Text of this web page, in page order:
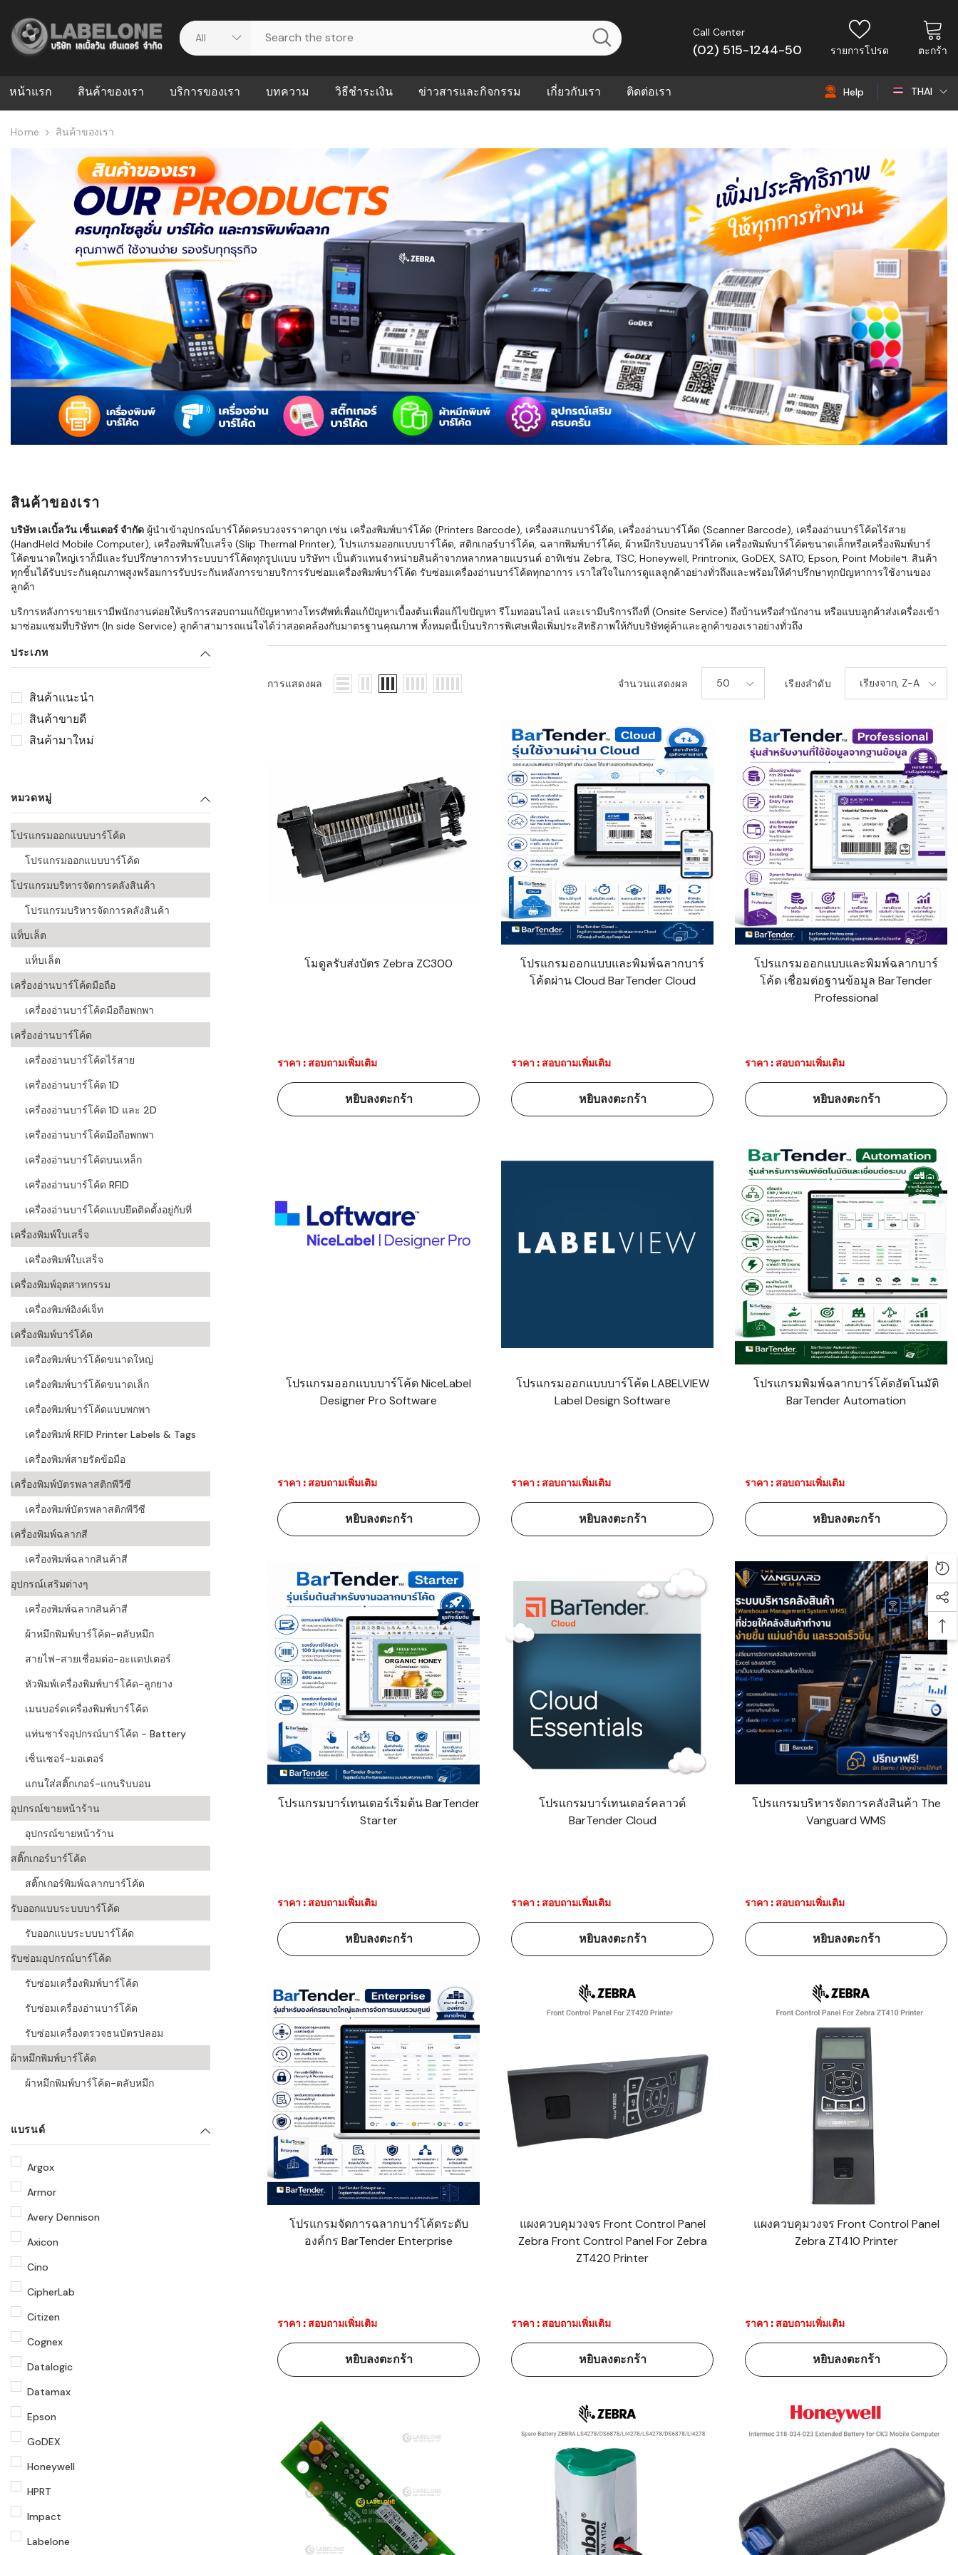
Call Center
(02) 515-1244-50 รายการโปรด ตะกร้า
หน้าแรก สินค้าของเรา บริการของเรา
ดาวน์โหลดไดร์เวอร์
วีดีโอแนะนำ
บทความ
บริหารคลังสินค้าที่ช่วยลด
สต็อกแบบ Real-time
ปัญหาคลังสินค้าที่บอกว่า
ธุรกิจของคุณควรเริ่มใช้
WMS กับ ERP ต่างกัน
อย่างไร? ทำไมหลายธุรกิจ
ต้องใช้ร่วมกัน
ใช้ Excel คุมสต็อก กับใช้
WMS ต่างกันอย่างไร?
แบบไหนเหมาะกับธุรกิจที่
กำลังเติบโต
ขั้นตอนการทำงานของ
WMS ตั้งแต่รับสินค้า จัด
เก็บ หยิบ แพ็ก จนถึงจัดส่ง
อย่างไร
WMS สำหรับธุรกิจ 3PL,
ค้าส่ง และ E-Commerce:
แนะนำ Checklist ก่อน
เลือกระบบ WMS: ธุรกิจ
ก่อนเริ่มติดตั้ง
ระบบบาร์โค้ดในธุรกิจ
ขายธุรกิจค้าปลีก
การพัฒนาบาร์โค้ดในงาน
อุตสาหกรรม
แพทย์
ระบบบาร์โค้ดในด้านการ
วิธีเลือกเครื่องพิมพ์บาร์
โค้ด
หลักการของบาร์โค้ด
บาร์โค้ดคืออะไร?
วิธีชำระเงิน ข่าวสารและกิจกรรม เกี่ยวกับเรา
FAQs
Our Customer
ติดต่อเรา Help THAI
EN
Home สินค้าของเรา
สินค้าของเรา
บริษัท เลเบิ้ลวัน เซ็นเตอร์ จำกัด ผู้นำเข้าอุปกรณ์บาร์โค้ดครบวงจรราคาถูก เช่น เครื่องพิมพ์บาร์โค้ด (Printers Barcode), เครื่องสแกนบาร์โค้ด, เครื่องอ่านบาร์โค้ด (Scanner Barcode), เครื่องอ่านบาร์โค้ดไร้สาย
(HandHeld Mobile Computer), เครื่องพิมพ์ใบเสร็จ (Slip Thermal Printer), โปรแกรมออกแบบบาร์โค้ด, สติกเกอร์บาร์โค้ด, ฉลากพิมพ์บาร์โค้ด, ผ้าหมึกริบบอนบาร์โค้ด เครื่องพิมพ์บาร์โค้ดขนาดเล็กหรือเครื่องพิมพ์บาร์
โค้ดขนาดใหญ่เราก็มีและรับปรึกษาการทำระบบบาร์โค้ดทุกรูปแบบ บริษัทฯ เป็นตัวแทนจำหน่ายสินค้าจากหลากหลายแบรนด์ อาทิเช่น Zebra, TSC, Honeywell, Printronix, GoDEX, SATO, Epson, Point Mobileฯ. สินค้า
ทุกชิ้นได้รับประกันคุณภาพสูงพร้อมการรับประกันหลังการขายบริการรับซ่อมเครื่องพิมพ์บาร์โค้ด รับซ่อมเครื่องอ่านบาร์โค้ดทุกอาการ เราใส่ใจในการดูแลลูกค้าอย่างทั่วถึงและพร้อมให้คำปรึกษาทุกปัญหาการใช้งานของ
ลูกค้า
บริการหลังการขายเรามีพนักงานค่อยให้บริการสอบถามแก้ปัญหาทางโทรศัพท์เพื่อแก้ปัญหาเบื้องต้นเพื่อแก้ไขปัญหา รีโมทออนไลน์ และเรามีบริการถึงที่ (Onsite Service) ถึงบ้านหรือสำนักงาน หรือแบบลูกค้าส่งเครื่องเข้า
มาซ่อมแซมที่บริษัทฯ (In side Service) ลูกค้าสามารถแน่ใจได้ว่าสอดคล้องกับมาตรฐานคุณภาพ ทั้งหมดนี้เป็นบริการพิเศษเพื่อเพิ่มประสิทธิภาพให้กับบริษัทคู่ค้าและลูกค้าของเราอย่างทั่วถึง
ประเภท
สินค้าแนะนำ
สินค้าขายดี
สินค้ามาใหม่
หมวดหมู่
โปรแกรมออกแบบบาร์โค้ด
โปรแกรมออกแบบบาร์โค้ด
โปรแกรมบริหารจัดการคลังสินค้า
โปรแกรมบริหารจัดการคลังสินค้า
แท็บเล็ต
แท็บเล็ต
เครื่องอ่านบาร์โค้ดมือถือ
เครื่องอ่านบาร์โค้ดมือถือพกพา
เครื่องอ่านบาร์โค้ด
เครื่องอ่านบาร์โค้ดไร้สาย
เครื่องอ่านบาร์โค้ด 1D
เครื่องอ่านบาร์โค้ด 1D และ 2D
เครื่องอ่านบาร์โค้ดมือถือพกพา
เครื่องอ่านบาร์โค้ดบนเหล็ก
เครื่องอ่านบาร์โค้ด RFID
เครื่องอ่านบาร์โค้ดแบบยึดติดตั้งอยู่กับที่
เครื่องพิมพ์ใบเสร็จ
เครื่องพิมพ์ใบเสร็จ
เครื่องพิมพ์อุตสาหกรรม
เครื่องพิมพ์อิงค์เจ็ท
เครื่องพิมพ์บาร์โค้ด
เครื่องพิมพ์บาร์โค้ดขนาดใหญ่
เครื่องพิมพ์บาร์โค้ดขนาดเล็ก
เครื่องพิมพ์บาร์โค้ดแบบพกพา
เครื่องพิมพ์ RFID Printer Labels & Tags
เครื่องพิมพ์สายรัดข้อมือ
เครื่องพิมพ์บัตรพลาสติกพีวีซี
เครื่องพิมพ์บัตรพลาสติกพีวีซี
เครื่องพิมพ์ฉลากสี
เครื่องพิมพ์ฉลากสินค้าสี
อุปกรณ์เสริมต่างๆ
เครื่องพิมพ์ฉลากสินค้าสี
ผ้าหมึกพิมพ์บาร์โค้ด-ตลับหมึก
สายไฟ-สายเชื่อมต่อ-อะแดปเตอร์
หัวพิมพ์เครื่องพิมพ์บาร์โค้ด-ลูกยาง
เมนบอร์ดเครื่องพิมพ์บาร์โค้ด
แท่นชาร์จอุปกรณ์บาร์โค้ด - Battery
เซ็นเซอร์-มอเตอร์
แกนใส่สติ๊กเกอร์-แกนริบบอน
อุปกรณ์ขายหน้าร้าน
อุปกรณ์ขายหน้าร้าน
สติ๊กเกอร์บาร์โค้ด
สติ๊กเกอร์พิมพ์ฉลากบาร์โค้ด
รับออกแบบระบบบาร์โค้ด
รับออกแบบระบบบาร์โค้ด
รับซ่อมอุปกรณ์บาร์โค้ด
รับซ่อมเครื่องพิมพ์บาร์โค้ด
รับซ่อมเครื่องอ่านบาร์โค้ด
รับซ่อมเครื่องตรวจธนบัตรปลอม
ผ้าหมึกพิมพ์บาร์โค้ด
ผ้าหมึกพิมพ์บาร์โค้ด-ตลับหมึก
แบรนด์
Argox
Armor
Avery Dennison
Axicon
Cino
CipherLab
Citizen
Cognex
Datalogic
Datamax
Epson
GoDEX
Honeywell
HPRT
Impact
Labelone
การแสดงผล จำนวนแสดงผล 50 เรียงลำดับ เรียงจาก, Z-A
โมดูลรับส่งบัตร Zebra ZC300
ราคา : สอบถามเพิ่มเติม
หยิบลงตะกร้า
โปรแกรมออกแบบและพิมพ์ฉลากบาร์
โค้ดผ่าน Cloud BarTender Cloud
ราคา : สอบถามเพิ่มเติม
หยิบลงตะกร้า
โปรแกรมออกแบบและพิมพ์ฉลากบาร์
โค้ด เชื่อมต่อฐานข้อมูล BarTender
Professional
ราคา : สอบถามเพิ่มเติม
หยิบลงตะกร้า
โปรแกรมออกแบบบาร์โค้ด NiceLabel
Designer Pro Software
ราคา : สอบถามเพิ่มเติม
หยิบลงตะกร้า
โปรแกรมออกแบบบาร์โค้ด LABELVIEW
Label Design Software
ราคา : สอบถามเพิ่มเติม
หยิบลงตะกร้า
โปรแกรมพิมพ์ฉลากบาร์โค้ดอัตโนมัติ
BarTender Automation
ราคา : สอบถามเพิ่มเติม
หยิบลงตะกร้า
โปรแกรมบาร์เทนเดอร์เริ่มต้น BarTender
Starter
ราคา : สอบถามเพิ่มเติม
หยิบลงตะกร้า
โปรแกรมบาร์เทนเดอร์คลาวด์
BarTender Cloud
ราคา : สอบถามเพิ่มเติม
หยิบลงตะกร้า
โปรแกรมบริหารจัดการคลังสินค้า The
Vanguard WMS
ราคา : สอบถามเพิ่มเติม
หยิบลงตะกร้า
โปรแกรมจัดการฉลากบาร์โค้ดระดับ
องค์กร BarTender Enterprise
ราคา : สอบถามเพิ่มเติม
หยิบลงตะกร้า
แผงควบคุมวงจร Front Control Panel
Zebra Front Control Panel For Zebra
ZT420 Printer
ราคา : สอบถามเพิ่มเติม
หยิบลงตะกร้า
แผงควบคุมวงจร Front Control Panel
Zebra ZT410 Printer
ราคา : สอบถามเพิ่มเติม
หยิบลงตะกร้า